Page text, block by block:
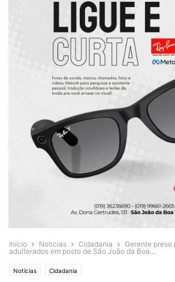
Início Notícias Cidadania
Gerente preso
adulterados em posto de São João da Boa...
Notícias Cidadania